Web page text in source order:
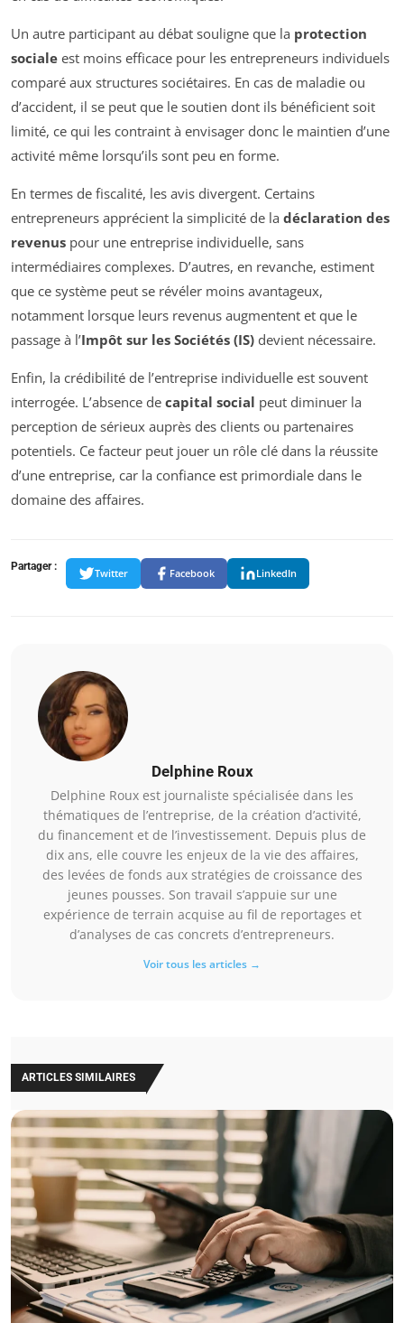
Un autre participant au débat souligne que la protection
sociale est moins efficace pour les entrepreneurs individuels
comparé aux structures sociétaires. En cas de maladie ou
d’accident, il se peut que le soutien dont ils bénéficient soit
limité, ce qui les contraint à envisager donc le maintien d’une
activité même lorsqu’ils sont peu en forme.
En termes de fiscalité, les avis divergent. Certains
entrepreneurs apprécient la simplicité de la déclaration des
revenus pour une entreprise individuelle, sans
intermédiaires complexes. D’autres, en revanche, estiment
que ce système peut se révéler moins avantageux,
notamment lorsque leurs revenus augmentent et que le
passage à l’Impôt sur les Sociétés (IS) devient nécessaire.
Enfin, la crédibilité de l’entreprise individuelle est souvent
interrogée. L’absence de capital social peut diminuer la
perception de sérieux auprès des clients ou partenaires
potentiels. Ce facteur peut jouer un rôle clé dans la réussite
d’une entreprise, car la confiance est primordiale dans le
domaine des affaires.
Partager :
Twitter Facebook LinkedIn
Delphine Roux
Delphine Roux est journaliste spécialisée dans les
thématiques de l’entreprise, de la création d’activité,
du financement et de l’investissement. Depuis plus de
dix ans, elle couvre les enjeux de la vie des affaires,
des levées de fonds aux stratégies de croissance des
jeunes pousses. Son travail s’appuie sur une
expérience de terrain acquise au fil de reportages et
d’analyses de cas concrets d’entrepreneurs.
Voir tous les articles →
ARTICLES SIMILAIRES